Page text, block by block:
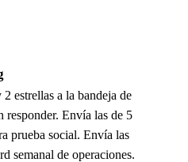
estrellas a la bandeja de
responder. Envía las de 5
prueba social. Envía las
semanal de operaciones.